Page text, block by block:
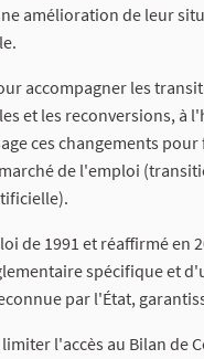
amélioration de leur
accompagner les
et les reconversions, à
ces changements pour
de l'emploi
de 1991 et réaffirmé en
spécifique et
par l'État,
l'accès au Bilan de